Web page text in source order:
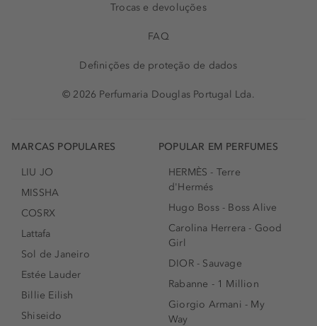
Trocas e devoluções
FAQ
Definições de proteção de dados
© 2026 Perfumaria Douglas Portugal Lda.
MARCAS POPULARES
LIU JO
MISSHA
COSRX
Lattafa
Sol de Janeiro
Estée Lauder
Billie Eilish
Shiseido
POPULAR EM PERFUMES
HERMÈS - Terre
d'Hermés
Hugo Boss - Boss Alive
Carolina Herrera - Good
Girl
DIOR - Sauvage
Rabanne - 1 Million
Giorgio Armani - My
Way